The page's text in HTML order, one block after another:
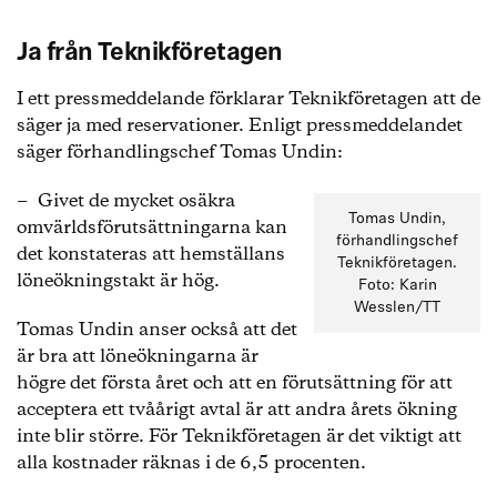
Ja från Teknikföretagen
I ett pressmeddelande förklarar Teknikföretagen att de
säger ja med reservationer. Enligt pressmeddelandet
säger förhandlingschef Tomas Undin:
Tomas Undin,
förhandlingschef
Teknikföretagen.
Foto: Karin
Wesslen/TT
− Givet de mycket osäkra
omvärldsförutsättningarna kan
det konstateras att hemställans
löneökningstakt är hög.
Tomas Undin anser också att det
är bra att löneökningarna är
högre det första året och att en förutsättning för att
acceptera ett tvåårigt avtal är att andra årets ökning
inte blir större. För Teknikföretagen är det viktigt att
alla kostnader räknas i de 6,5 procenten.